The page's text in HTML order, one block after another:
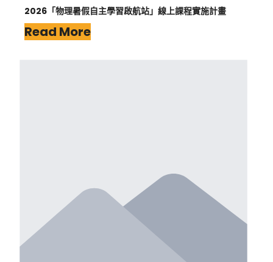
2026「物理暑假自主學習啟航站」線上課程實施計畫
Read More